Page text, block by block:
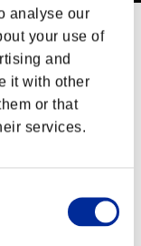
analyse our
your use of
and
it with other
or that
services.
(JST)